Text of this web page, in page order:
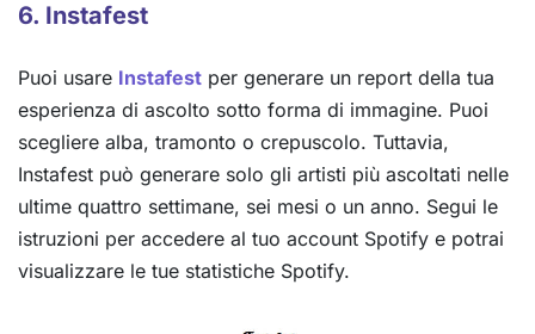
6. Instafest
Puoi usare Instafest per generare un report della tua
esperienza di ascolto sotto forma di immagine. Puoi
scegliere alba, tramonto o crepuscolo. Tuttavia,
Instafest può generare solo gli artisti più ascoltati nelle
ultime quattro settimane, sei mesi o un anno. Segui le
istruzioni per accedere al tuo account Spotify e potrai
visualizzare le tue statistiche Spotify.